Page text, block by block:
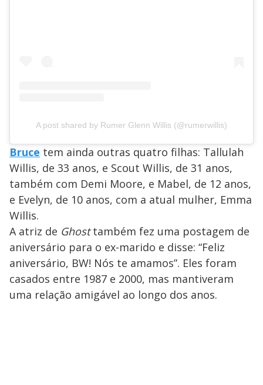
A post shared by Rumer Glenn Willis (@rumerwillis)
Bruce tem ainda outras quatro filhas: Tallulah
Willis, de 33 anos, e Scout Willis, de 31 anos,
também com Demi Moore, e Mabel, de 12 anos,
e Evelyn, de 10 anos, com a atual mulher, Emma
Willis.
A atriz de Ghosttambém fez uma postagem de
aniversário para o ex-marido e disse: “Feliz
aniversário, BW! Nós te amamos”. Eles foram
casados entre 1987 e 2000, mas mantiveram
uma relação amigável ao longo dos anos.